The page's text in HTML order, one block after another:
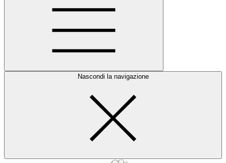
Nascondi la navigazione